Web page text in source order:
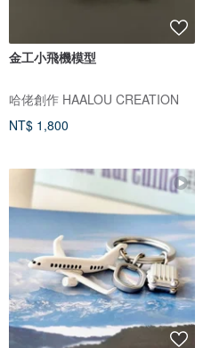
金工小飛機模型
哈佬創作 HAALOU CREATION
NT$ 1,800